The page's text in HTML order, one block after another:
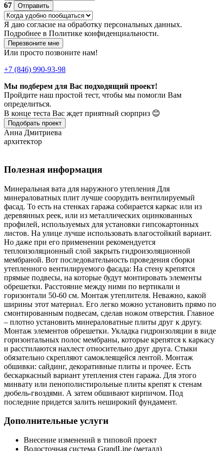
67
Отправить
Я даю согласие на обработку персональных данных.
Подробнее в Политике конфиденциальности.
Перезвоните мне
Или просто позвоните нам!
+7 (846) 990-93-98
Мы подберем для Вас подходящий проект!
Пройдите наш простой тест, чтобы мы помогли Вам
определиться.
В конце теста Вас ждет приятный сюрприз 😊
Подобрать проект
Анна Дмитриева
архитектор
Полезная информация
Минеральная вата для наружного утепления Для
минераловатных плит лучше соорудить вентилируемый
фасад. То есть на стенках гаража собирается каркас или из
деревянных реек, или из металлических оцинкованных
профилей, используемых для установки гипсокартонных
листов. На улице лучше использовать влагостойкий вариант.
Но даже при его применении рекомендуется
теплоизоляционный слой закрыть гидроизоляционной
мембраной. Вот последовательность проведения сборки
утепленного вентилируемого фасада: На стену крепятся
прямые подвесы, на которые будут монтировать элементы
обрешетки. Расстояние между ними по вертикали и
горизонтали 50-60 см. Монтаж утеплителя. Неважно, какой
ширины этот материал. Его легко можно установить прямо по
смонтированным подвесам, сделав ножом отверстия. Главное
– плотно установить минераловатные плиты друг к другу.
Монтаж элементов обрешетки. Укладка гидроизоляции в виде
горизонтальных полос мембраны, которые крепятся к каркасу
и расстилаются нахлест относительно друг друга. Стыки
обязательно скрепляют самоклеящейся лентой. Монтаж
обшивки: сайдинг, декоративные плиты и прочее. Есть
бескаркасный вариант утепления стен гаража. Для этого
минвату или пенополистирольные плиты крепят к стенам
дюбель-гвоздями. А затем обшивают кирпичом. Под
последние придется залить неширокий фундамент.
Дополнительные услуги
Внесение изменений в типовой проект
Водосточная система GrandLine (металл)